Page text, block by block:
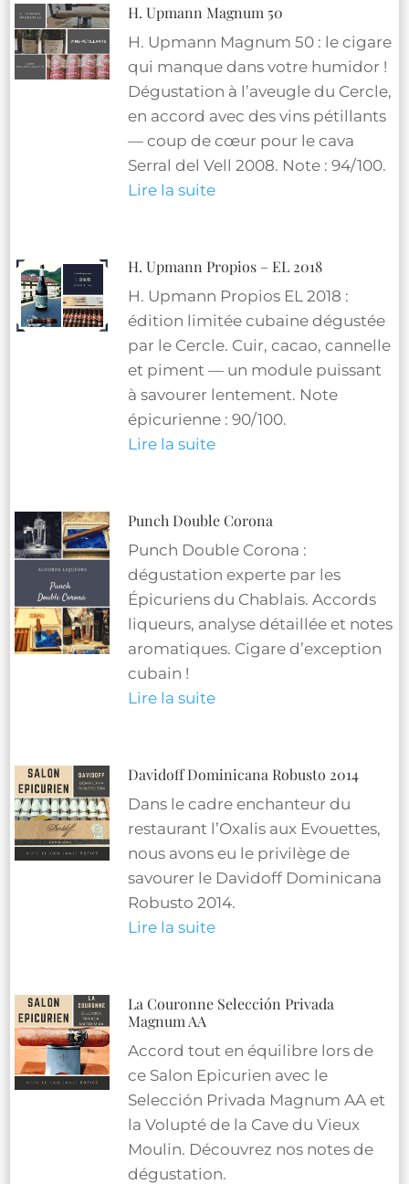
H. Upmann Magnum 50
H. Upmann Magnum 50 : le cigare
qui manque dans votre humidor !
Dégustation à l’aveugle du Cercle,
en accord avec des vins pétillants
— coup de cœur pour le cava
Serral del Vell 2008. Note : 94/100.
Lire la suite
H. Upmann Propios – EL 2018
H. Upmann Propios EL 2018 :
édition limitée cubaine dégustée
par le Cercle. Cuir, cacao, cannelle
et piment — un module puissant
à savourer lentement. Note
épicurienne : 90/100.
Lire la suite
Punch Double Corona
Punch Double Corona :
dégustation experte par les
Épicuriens du Chablais. Accords
liqueurs, analyse détaillée et notes
aromatiques. Cigare d’exception
cubain !
Lire la suite
Davidoff Dominicana Robusto 2014
Dans le cadre enchanteur du
restaurant l’Oxalis aux Evouettes,
nous avons eu le privilège de
savourer le Davidoff Dominicana
Robusto 2014.
Lire la suite
La Couronne Selección Privada
Magnum AA
Accord tout en équilibre lors de
ce Salon Epicurien avec le
Selección Privada Magnum AA et
la Volupté de la Cave du Vieux
Moulin. Découvrez nos notes de
dégustation.